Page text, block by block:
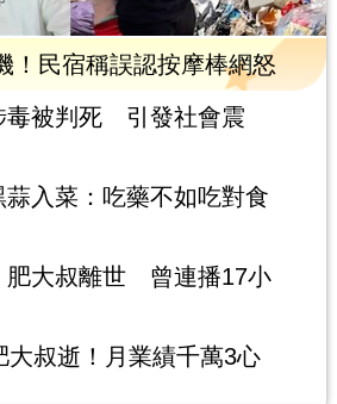
！民宿稱誤認按摩棒網怒
毒被判死 引發社會震
入菜：吃藥不如吃對食
肥大叔離世 曾連播17小
大叔逝！月業績千萬3心